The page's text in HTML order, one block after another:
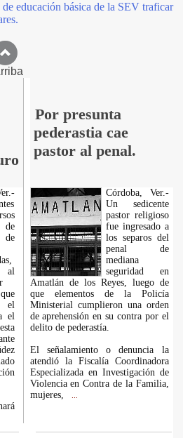
de educación básica de la SEV traficar
Por presunta
pederastia cae
pastor al penal.
de
de
el
el
Córdoba, Ver.-
Un sedicente
pastor religioso
fue ingresado a
los separos del
penal de
mediana
seguridad en
Amatlán de los Reyes, luego de
que elementos de la Policía
Ministerial cumplieron una orden
de aprehensión en su contra por el
delito de pederastía.
El señalamiento o denuncia la
atendió la Fiscalía Coordinadora
Especializada en Investigación de
Violencia en Contra de la Familia,
mujeres,